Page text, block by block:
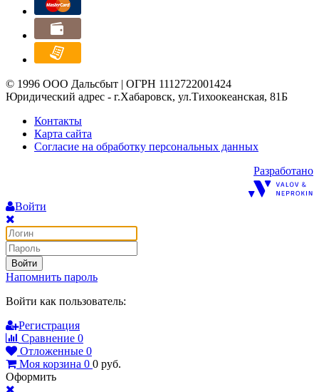
© 1996 ООО Дальсбыт | ОГРН 1112722001424
Юридический адрес - г.Хабаровск, ул.Тихоокеанская, 81Б
Контакты
Карта сайта
Согласие на обработку персональных данных
Разработано
Войти
Войти
Напомнить пароль
Войти как пользователь:
Регистрация
Сравнение 0
Отложенные 0
Моя корзина 0 0 руб.
Оформить